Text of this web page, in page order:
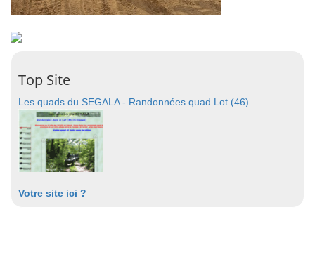
Top Site
Les quads du SEGALA - Randonnées quad Lot (46)
Votre site ici ?